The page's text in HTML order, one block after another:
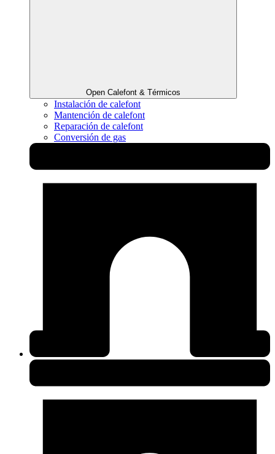
Open Calefont & Térmicos
Instalación de calefont
Mantención de calefont
Reparación de calefont
Conversión de gas